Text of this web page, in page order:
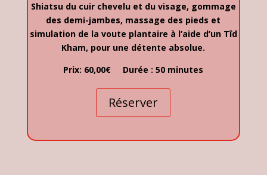
Shiatsu du cuir chevelu et du visage, gommage
des demi-jambes, massage des pieds et
simulation de la voute plantaire à l’aide d’un Tîd
Kham, pour une détente absolue.
Prix: 60,00€ Durée : 50 minutes
Réserver